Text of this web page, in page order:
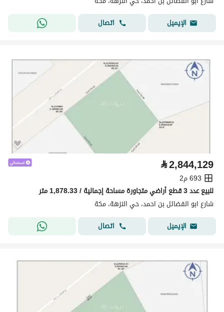
الإيميل
اتصال
⃁2,844,129
693 م2
للبيع عدد 3 قطع أراضي متجاورة مساحة إجمالية / 1,878.33 متر
شارع ابو الفضائل بن احمد، حي النزهة، مكة
الإيميل
اتصال